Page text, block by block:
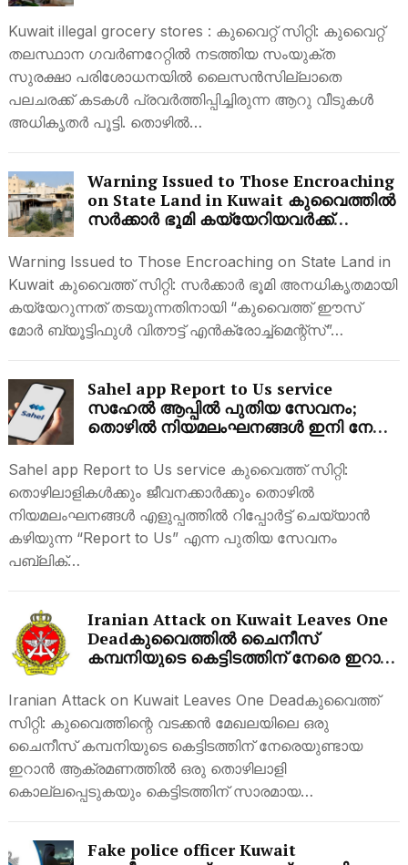
Kuwait illegal grocery stores : കുവൈറ്റ് സിറ്റി: കുവൈറ്റ്
തലസ്ഥാന ഗവർണറേറ്റിൽ നടത്തിയ സംയുക്ത
സുരക്ഷാ പരിശോധനയിൽ ലൈസൻസില്ലാതെ
പലചരക്ക് കടകൾ പ്രവർത്തിപ്പിച്ചിരുന്ന ആറു വീടുകൾ
അധികൃതർ പൂട്ടി. തൊഴിൽ…
Warning Issued to Those Encroaching
on State Land in Kuwait കുവൈത്തിൽ
സർക്കാർ ഭൂമി കയ്യേറിയവർക്ക്
വന്നേക്കാം
Warning Issued to Those Encroaching on State Land in
Kuwait കുവൈത്ത് സിറ്റി: സർക്കാർ ഭൂമി അനധികൃതമായി
കയ്യേറുന്നത് തടയുന്നതിനായി “കുവൈത്ത് ഈസ്
മോർ ബ്യൂട്ടിഫുൾ വിതൗട്ട് എൻക്രോച്ച്മെന്റ്സ്”…
Sahel app Report to Us service
സഹേൽ ആപ്പിൽ പുതിയ സേവനം;
തൊഴിൽ നിയമലംഘനങ്ങൾ ഇനി നേരിട്ട്
Sahel app Report to Us service കുവൈത്ത് സിറ്റി:
തൊഴിലാളികൾക്കും ജീവനക്കാർക്കും തൊഴിൽ
നിയമലംഘനങ്ങൾ എളുപ്പത്തിൽ റിപ്പോർട്ട് ചെയ്യാൻ
കഴിയുന്ന “Report to Us” എന്ന പുതിയ സേവനം
പബ്ലിക്…
Iranian Attack on Kuwait Leaves One
Deadകുവൈത്തിൽ ചൈനീസ്
കമ്പനിയുടെ കെട്ടിടത്തിന് നേരെ ഇറാൻ
Iranian Attack on Kuwait Leaves One Deadകുവൈത്ത്
സിറ്റി: കുവൈത്തിന്റെ വടക്കൻ മേഖലയിലെ ഒരു
ചൈനീസ് കമ്പനിയുടെ കെട്ടിടത്തിന് നേരെയുണ്ടായ
ഇറാൻ ആക്രമണത്തിൽ ഒരു തൊഴിലാളി
കൊല്ലപ്പെടുകയും കെട്ടിടത്തിന് സാരമായ…
Fake police officer Kuwait